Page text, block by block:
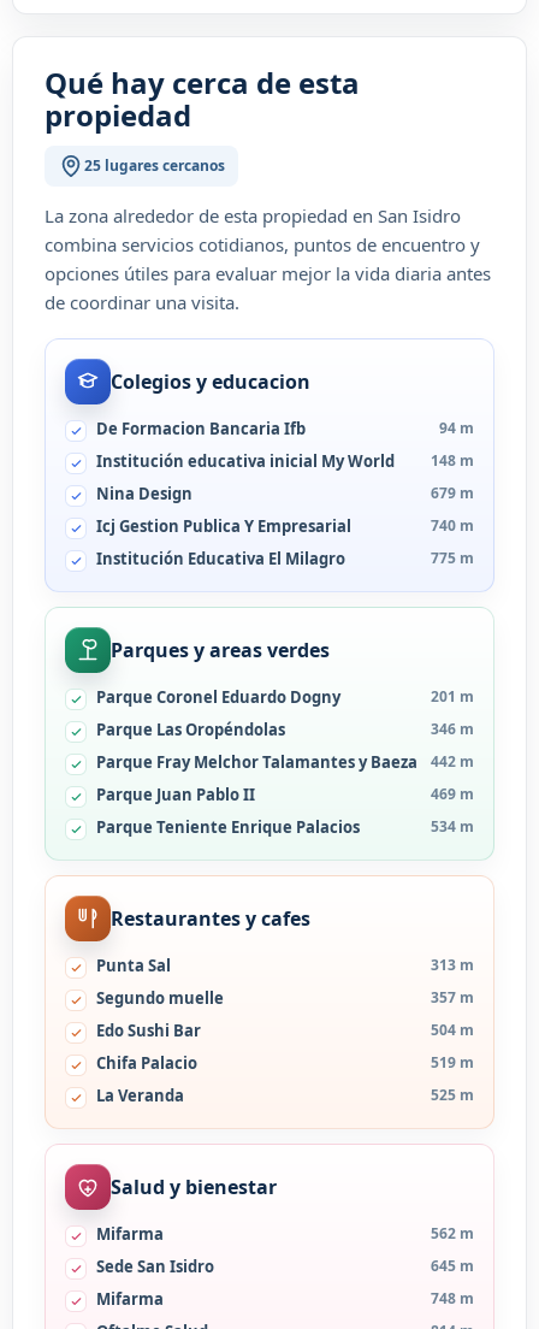
Qué hay cerca de esta
propiedad
25 lugares cercanos
La zona alrededor de esta propiedad en San Isidro
combina servicios cotidianos, puntos de encuentro y
opciones útiles para evaluar mejor la vida diaria antes
de coordinar una visita.
Colegios y educacion
De Formacion Bancaria Ifb 94 m
Institución educativa inicial My World 148 m
Nina Design 679 m
Icj Gestion Publica Y Empresarial 740 m
Institución Educativa El Milagro 775 m
Parques y areas verdes
Parque Coronel Eduardo Dogny 201 m
Parque Las Oropéndolas 346 m
Parque Fray Melchor Talamantes y Baeza 442 m
Parque Juan Pablo II 469 m
Parque Teniente Enrique Palacios 534 m
Restaurantes y cafes
Punta Sal 313 m
Segundo muelle 357 m
Edo Sushi Bar 504 m
Chifa Palacio 519 m
La Veranda 525 m
Salud y bienestar
Mifarma 562 m
Sede San Isidro 645 m
Mifarma 748 m